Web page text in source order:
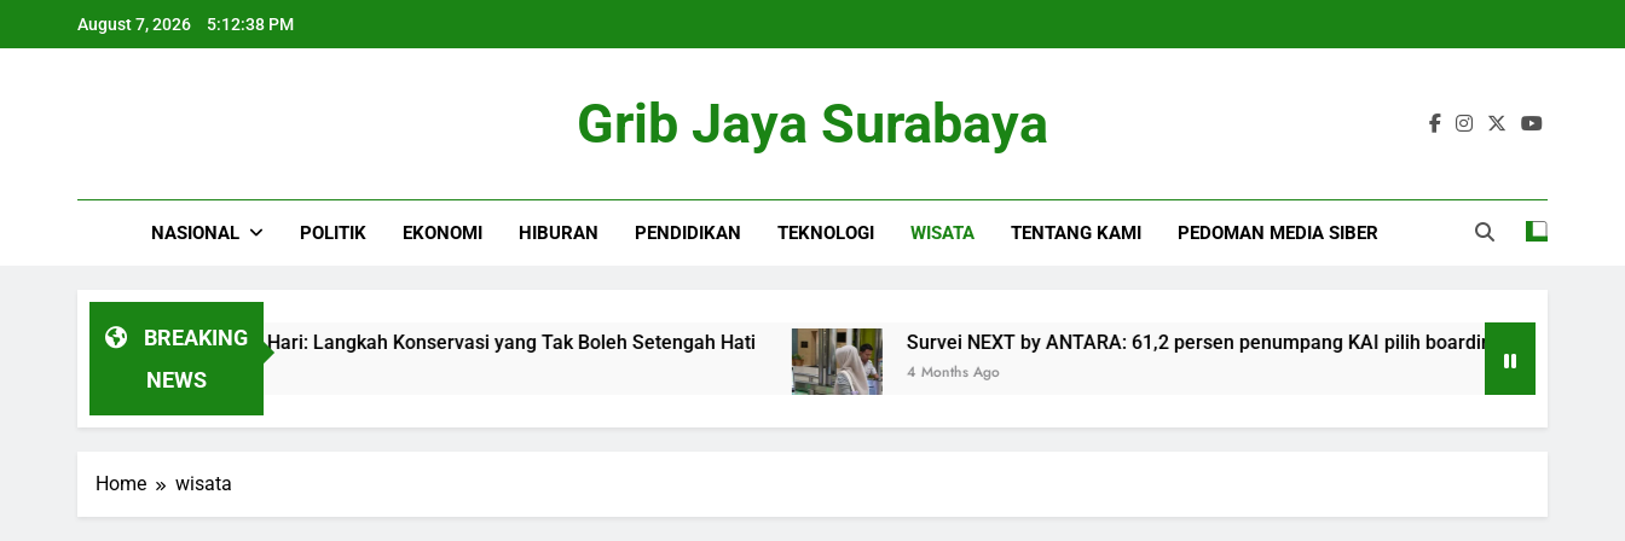
August 7, 2026 5:12:38 PM
Grib Jaya Surabaya
NASIONAL POLITIK EKONOMI HIBURAN PENDIDIKAN TEKNOLOGI WISATA TENTANG KAMI PEDOMAN MEDIA SIBER
BREAKING
NEWS
1.000 Wisatawan Per Hari: Langkah Konservasi yang Tak Boleh Setengah Hati Survei NEXT by ANTARA: 61,2 persen penumpang KAI pilih boarding manual
4 Months Ago
Home wisata